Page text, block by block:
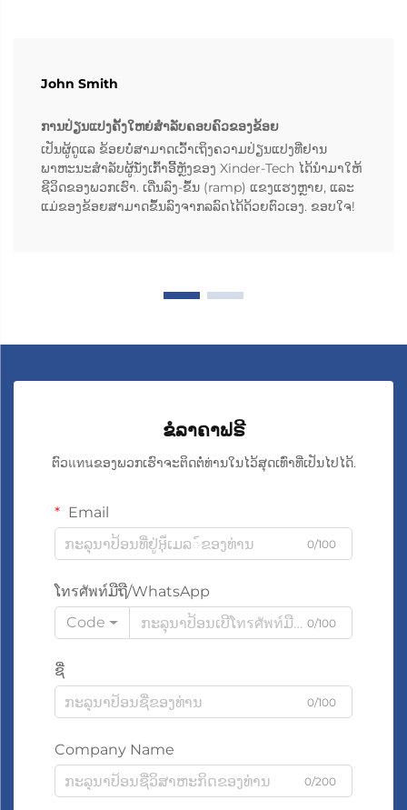
John Smith
ການປ່ຽນແປງຄັ້ງໃຫຍ່ສຳລັບຄອບຄົວຂອງຂ້ອຍ
ເປັນຜູ້ດູແລ ຂ້ອຍບໍ່ສາມາດເວົ້າເຖິງຄວາມປ່ຽນແປງທີ່ຢານ
ພາຫະນະສຳລັບຜູ້ນັ່ງເກົ້າອີ້ຫຼັງຂອງ Xinder-Tech ໄດ້ນຳມາໃຫ້
ຊີວິດຂອງພວກເຮົາ. ເດີ່ນລົງ-ຂຶ້ນ (ramp) ແຂງແຮງຫຼາຍ, ແລະ
ແມ່ຂອງຂ້ອຍສາມາດຂຶ້ນລົງຈາກລລົດໄດ້ດ້ວຍຕົວເອງ. ຂອບໃຈ!
ຂໍລາຄາຟຣີ
ຕົວแทนຂອງພວກເຮົາຈະຕິດຕໍ່ທ່ານໃນໄວ້ສຸດເທົ່າທີ່ເປັນໄປໄດ້.
Email
0/100
ໂทรศัพท์ມືຖື/WhatsApp
Code
0/100
ຊື່
0/100
Company Name
0/200